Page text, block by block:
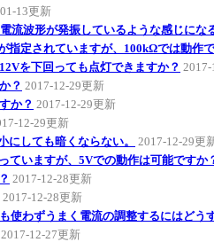
13更新
流波形が発振しているような感じにな
指定されていますが、100kΩでは動作
を下回っても点灯できますか？ 2017-
？ 2017-12-29更新
か？ 2017-12-29更新
12-29更新
しても暗くならない。
2017-12-29更
ていますが、5Vでの動作は可能ですか
2017-12-28更新
2017-12-28更新
使わずうまく電流の調整するにはどう
2017-12-27更新